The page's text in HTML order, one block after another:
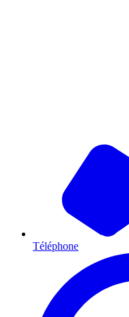
Téléphone